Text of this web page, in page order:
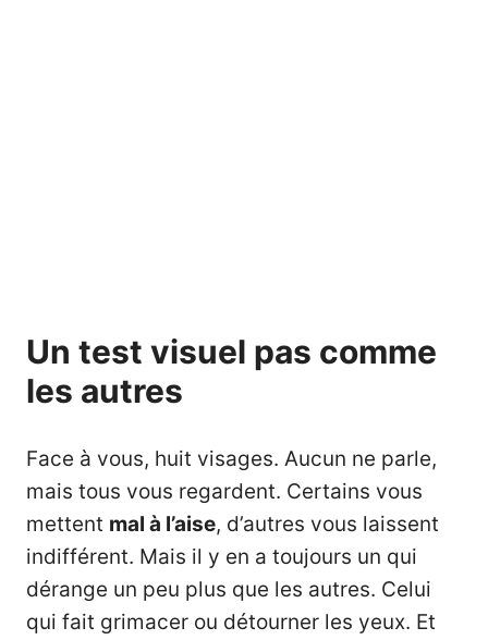
Un test visuel pas comme
les autres
Face à vous, huit visages. Aucun ne parle,
mais tous vous regardent. Certains vous
mettent mal à l’aise, d’autres vous laissent
indifférent. Mais il y en a toujours un qui
dérange un peu plus que les autres. Celui
qui fait grimacer ou détourner les yeux. Et